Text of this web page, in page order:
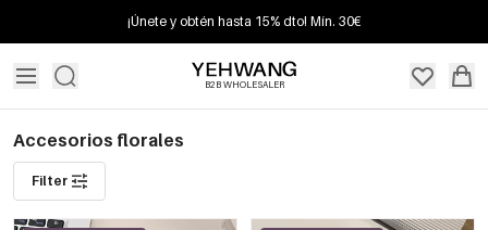
¡Únete y obtén hasta 15% dto! Mín. 30€
B2B WHOLESALER
Accesorios florales
Filter